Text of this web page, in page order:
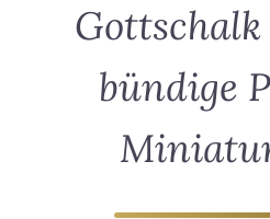
bündige